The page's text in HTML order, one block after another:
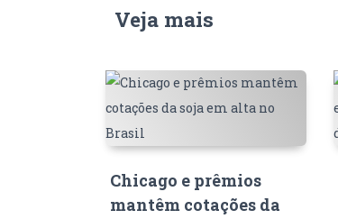
Veja mais
Chicago e prêmios
mantêm cotações da